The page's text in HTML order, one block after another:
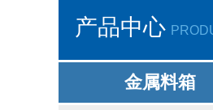
产品中心
金属料箱